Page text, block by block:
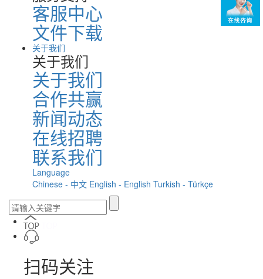
客服中心
文件下载
关于我们
关于我们
关于我们
合作共赢
新闻动态
在线招聘
联系我们
Language
Chinese - 中文 English - English Turkish - Türkçe
扫码关注